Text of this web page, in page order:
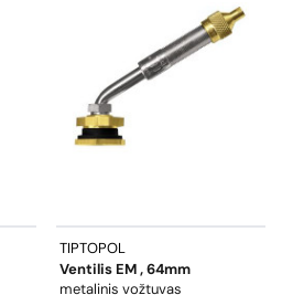
TIPTOPOL
Ventilis EM , 64mm
metalinis vožtuvas